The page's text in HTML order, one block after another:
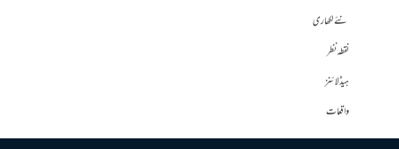
نئے لکھاری
نقطہ نظر
ہیڈلائنز
واقعات